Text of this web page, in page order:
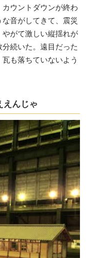
ウントダウンが終わ
音がしてきて、震災
がて激しい縦揺れが
続いた。遠目だった
も落ちていないよう
えんじゃ